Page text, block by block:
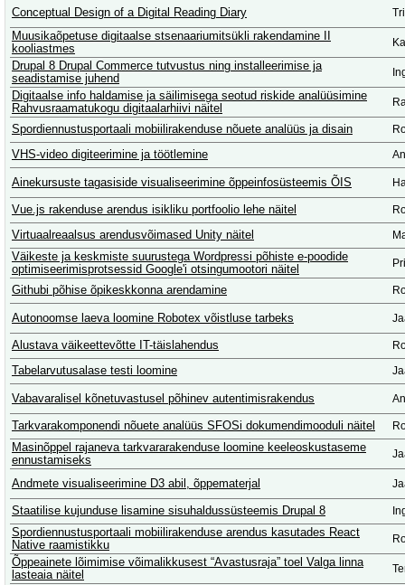
Conceptual Design of a Digital Reading Diary
Muusikaõpetuse digitaalse stsenaariumitsükli rakendamine II
kooliastmes
Drupal 8 Drupal Commerce tutvustus ning installeerimise ja
seadistamise juhend
Digitaalse info haldamise ja säilimisega seotud riskide analüüsimine
Rahvusraamatukogu digitaalarhiivi näitel
Spordiennustusportaali mobiilirakenduse nõuete analüüs ja disain
VHS-video digiteerimine ja töötlemine
Ainekursuste tagasiside visualiseerimine õppeinfosüsteemis ÕIS
Vue.js rakenduse arendus isikliku portfoolio lehe näitel
Virtuaalreaalsus arendusvõimased Unity näitel
Väikeste ja keskmiste suurustega Wordpressi põhiste e-poodide
optimiseerimisprotsessid Google'i otsingumootori näitel
Githubi põhise õpikeskkonna arendamine
Autonoomse laeva loomine Robotex võistluse tarbeks
Alustava väikeettevõtte IT-täislahendus
Tabelarvutusalase testi loomine
Vabavaralisel kõnetuvastusel põhinev autentimisrakendus
Tarkvarakomponendi nõuete analüüs SFOSi dokumendimooduli näitel
Masinõppel rajaneva tarkvararakenduse loomine keeleoskustaseme
ennustamiseks
Andmete visualiseerimine D3 abil, õppematerjal
Staatilise kujunduse lisamine sisuhaldussüsteemis Drupal 8
Spordiennustusportaali mobiilirakenduse arendus kasutades React
Native raamistikku
Õppeainete lõimimise võimalikkusest “Avastusraja” toel Valga linna
lasteaia näitel